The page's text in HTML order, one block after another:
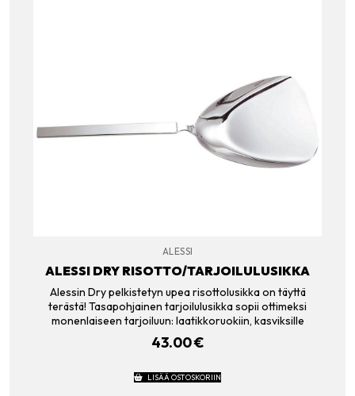
ALESSI
ALESSI DRY RISOTTO/TARJOILULUSIKKA
Alessin Dry pelkistetyn upea risottolusikka on täyttä
terästä! Tasapohjainen tarjoilulusikka sopii ottimeksi
monenlaiseen tarjoiluun: laatikkoruokiin, kasviksille
43.00€
LISÄÄ OSTOSKORIIN